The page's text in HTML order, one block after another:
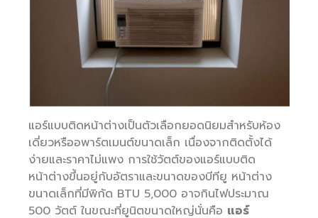
แอร์แบบติดหน้าต่างเป็นตัวเลือกยอดนิยมสำหรับห้อง
เดี่ยวหรืออพาร์ตเมนต์ขนาดเล็ก เนื่องจากติดตั้งได้
ง่ายและราคาไม่แพง การใช้วัตต์ของแอร์แบบติด
หน้าต่างขึ้นอยู่กับอัตราและขนาดของบีทียู หน้าต่าง
ขนาดเล็กที่มีพิกัด BTU 5,000 อาจกินไฟประมาณ
500 วัตต์ ในขณะที่ยูนิตขนาดใหญ่นั่นคือ แอร์